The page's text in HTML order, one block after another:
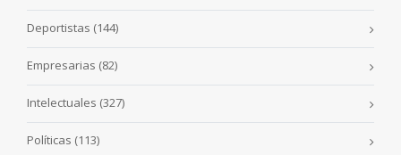
Deportistas (144)
Empresarias (82)
Intelectuales (327)
Políticas (113)